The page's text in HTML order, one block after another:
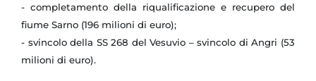
- completamento della riqualificazione e recupero del
fiume Sarno (196 milioni di euro);
- svincolo della SS 268 del Vesuvio – svincolo di Angri (53
milioni di euro).